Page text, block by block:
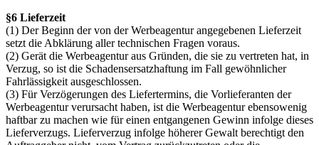
§6 Lieferzeit
(1) Der Beginn der von der Werbeagentur angegebenen Lieferzeit
setzt die Abklärung aller technischen Fragen voraus.
(2) Gerät die Werbeagentur aus Gründen, die sie zu vertreten hat, in
Verzug, so ist die Schadensersatzhaftung im Fall gewöhnlicher
Fahrlässigkeit ausgeschlossen.
(3) Für Verzögerungen des Liefertermins, die Vorlieferanten der
Werbeagentur verursacht haben, ist die Werbeagentur ebensowenig
haftbar zu machen wie für einen entgangenen Gewinn infolge dieses
Lieferverzugs. Lieferverzug infolge höherer Gewalt berechtigt den